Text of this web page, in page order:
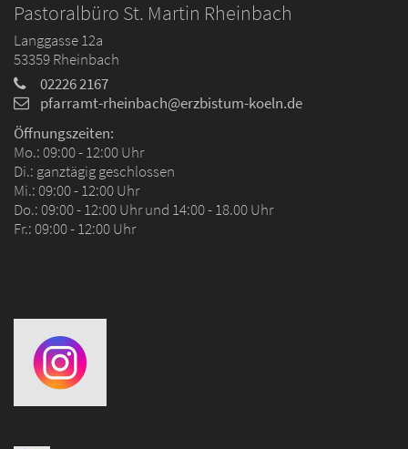
Pastoralbüro St. Martin Rheinbach
Langgasse 12a
53359Rheinbach
02226 2167
pfarramt-rheinbach@erzbistum-koeln.de
Öffnungszeiten:
Mo.: 09:00 - 12:00 Uhr
Di.: ganztägig geschlossen
Mi.: 09:00 - 12:00 Uhr
Do.: 09:00 - 12:00 Uhr und 14:00 - 18.00 Uhr
Fr.: 09:00 - 12:00 Uhr